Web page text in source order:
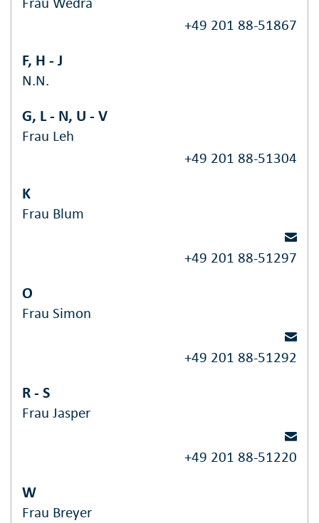
+49 201 88-51867
F, H - J
N.N.
G, L - N, U - V
Frau Leh
+49 201 88-51304
K
Frau Blum
+49 201 88-51297
O
Frau Simon
+49 201 88-51292
R - S
Frau Jasper
+49 201 88-51220
W
Frau Breyer